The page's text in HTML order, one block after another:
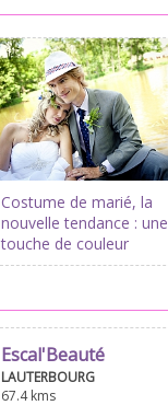
Costume de marié, la
nouvelle tendance : une
touche de couleur
Escal'Beauté
LAUTERBOURG
67.4 kms